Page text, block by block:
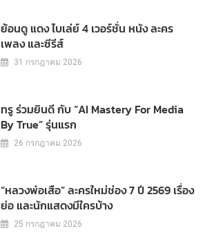
ย้อนดู แดง ไบเล่ย์ 4 เวอร์ชั่น หนัง ละคร
เพลง และซีรีส์
31 กรกฎาคม 2026
ทรู ร่วมยินดี กับ “AI Mastery For Media
By True” รุ่นแรก
26 กรกฎาคม 2026
“หลวงพ่อเสือ” ละครใหม่ช่อง 7 ปี 2569 เรื่อง
ย่อ และนักแสดงมีใครบ้าง
25 กรกฎาคม 2026